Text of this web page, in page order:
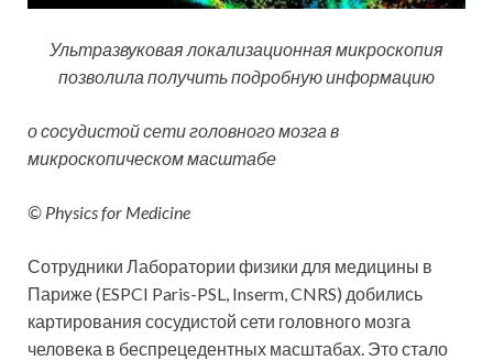
Ультразвуковая локализационная микроскопия
позволила получить подробную информацию
о сосудистой сети головного мозга в
микроскопическом масштабе
© Physics for Medicine
Сотрудники Лаборатории физики для медицины в
Париже (ESPCI Paris-PSL, Inserm, CNRS) добились
картирования сосудистой сети головного мозга
человека в беспрецедентных масштабах. Это стало